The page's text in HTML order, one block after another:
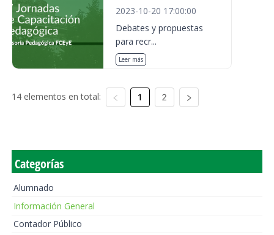
2023-10-20 17:00:00
Debates y propuestas
para recr...
Leer más
14 elementos en total: 1 2
Categorías
Alumnado
Información General
Contador Público